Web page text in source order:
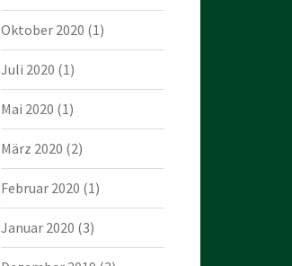
Oktober 2020 (1)
Juli 2020 (1)
Mai 2020 (1)
März 2020 (2)
Februar 2020 (1)
Januar 2020 (3)